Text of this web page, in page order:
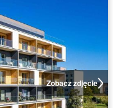
Zobacz zdjęcie